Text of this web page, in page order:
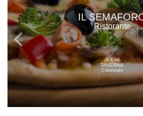
IL
Ristorante
(9 Km)
TAVERNA
Catanzaro